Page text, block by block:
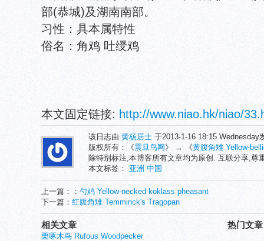
部(恭城)及湖南南部。
习性：具本属特性
俗名：角鸡 吐绶鸡
本文固定链接: http://www.niao.hk/niao/
该日志由 黄杨居士 于2013-1-16 18:15 Wednesday
版权所有：《震旦鸟网 》 → 《黄腹角雉 Yellow-
除特别标注,本博客所有文章均为原创. 互联分享,尊
本文标签： 亚洲 中国
上一篇：： 勺鸡 Yellow-necked koklass pheasant
下一篇： 红腹角雉 Temminck's Tragopan
热门文章
相关文章
栗啄木鸟 Rufous Woodpecker